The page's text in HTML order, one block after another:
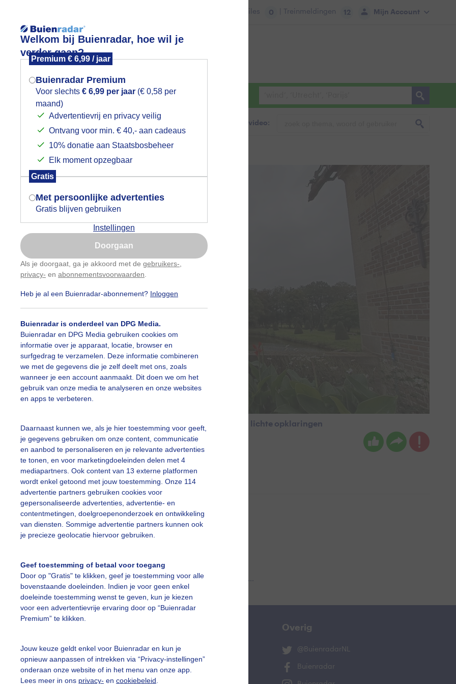
Welkom bij Buienradar, hoe wil je
verder gaan?
Premium € 6,99 / jaar
Buienradar Premium
Voor slechts € 6,99 per jaar (€ 0,58 per
maand)
Advertentievrij en privacy veilig
Ontvang voor min. € 40,- aan cadeaus
10% donatie aan Staatsbosbeheer
Elk moment opzegbaar
Gratis
Met persoonlijke advertenties
Gratis blijven gebruiken
Instellingen
Doorgaan
Als je doorgaat, ga je akkoord met de gebruikers-
privacy- en abonnementsvoorwaarden
Heb je al een Buienradar-abonnement? Inloggen
Buienradar is onderdeel van DPG Media.
Buienradar en DPG Media gebruiken cookies om
informatie over je apparaat, locatie, browser en
surfgedrag te verzamelen. Deze informatie combineren
we met de gegevens die je zelf deelt met ons, zoals
wanneer je een account aanmaakt. Dit doen we om het
gebruik van onze media te analyseren en onze websites
en apps te verbeteren.
Daarnaast kunnen we, als je hier toestemming voor geeft,
je gegevens gebruiken om onze content, communicatie
en aanbod te personaliseren en je relevante advertenties
te tonen, en voor marketingdoeleinden delen met 4
mediapartners. Ook content van 13 externe platformen
wordt enkel getoond met jouw toestemming. Onze 114
advertentie partners gebruiken cookies voor
gepersonaliseerde advertenties, advertentie- en
contentmetingen, doelgroepenonderzoek en ontwikkeling
van diensten. Sommige advertentie partners kunnen ook
je precieze geolocatie hiervoor gebruiken.
Geef toestemming of betaal voor toegang
Door op "Gratis" te klikken, geef je toestemming voor alle
bovenstaande doeleinden. Indien je voor geen enkel
doeleinde toestemming wenst te geven, kun je kiezen
voor een advertentievrije ervaring door op “Buienradar
Premium” te klikken.
Jouw keuze geldt enkel voor Buienradar en kun je
opnieuw aanpassen of intrekken via “Privacy-instellingen”
onderaan onze website of in het menu van onze app.
Lees meer in ons privacy- en cookiebeleid
Mijn Account
Files 0 | Treinmeldingen 12
Foto en video Weerzine
Zoeken in foto & video:
is een grijsbewolkte en gure ochtend. Later in de middag zijn er lichte opklaringen
Gemaakt: 11-10-2023, 142x bekeken
Grijsbewolkt Guur
slideshow
Een moment geduld aub...
vragen
De Bilt
Overig
@BuienradarNL
Buienradar
Mogen we je locatie gebruiken voor
het weer?
Indien je hier nog geen akkoord op hebt
gegeven, verschijnt er zo een pop-up uit
je browser waarin deze toestemming
gevraagd wordt.
Is goed, toon de popup
Nu niet, misschien later
Gebruik je Safari en wil je niet elke dag deze pop-up
Klikhierom dit aan te passen